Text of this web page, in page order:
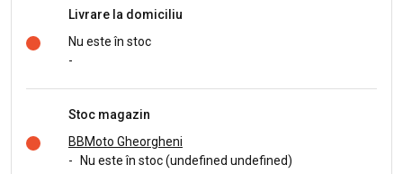
Livrare la domiciliu
Nu este în stoc
-
Stoc magazin
BBMoto Gheorgheni
-
Nu este în stoc (undefined undefined)